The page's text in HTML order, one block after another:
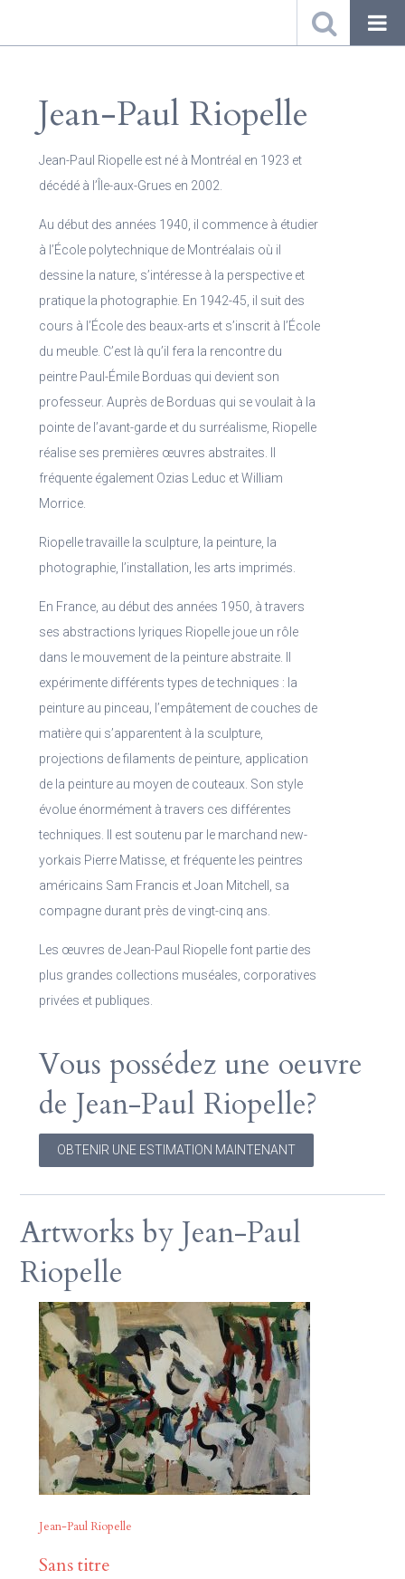
Jean-Paul Riopelle
Jean-Paul Riopelle est né à Montréal en 1923 et
décédé à l’Île-aux-Grues en 2002.
Au début des années 1940, il commence à étudier
à l’École polytechnique de Montréalais où il
dessine la nature, s’intéresse à la perspective et
pratique la photographie. En 1942-45, il suit des
cours à l’École des beaux-arts et s’inscrit à l’École
du meuble. C’est là qu’il fera la rencontre du
peintre Paul-Émile Borduas qui devient son
professeur. Auprès de Borduas qui se voulait à la
pointe de l’avant-garde et du surréalisme, Riopelle
réalise ses premières œuvres abstraites. Il
fréquente également Ozias Leduc et William
Morrice.
Riopelle travaille la sculpture, la peinture, la
photographie, l’installation, les arts imprimés.
En France, au début des années 1950, à travers
ses abstractions lyriques Riopelle joue un rôle
dans le mouvement de la peinture abstraite. Il
expérimente différents types de techniques : la
peinture au pinceau, l’empâtement de couches de
matière qui s’apparentent à la sculpture,
projections de filaments de peinture, application
de la peinture au moyen de couteaux. Son style
évolue énormément à travers ces différentes
techniques. Il est soutenu par le marchand new-
yorkais Pierre Matisse, et fréquente les peintres
américains Sam Francis et Joan Mitchell, sa
compagne durant près de vingt-cinq ans.
Les œuvres de Jean-Paul Riopelle font partie des
plus grandes collections muséales, corporatives
privées et publiques.
Vous possédez une oeuvre
de Jean-Paul Riopelle?
OBTENIR UNE ESTIMATION MAINTENANT
Artworks by Jean-Paul
Riopelle
Jean-Paul Riopelle
Sans titre